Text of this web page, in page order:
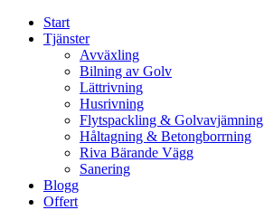
Start
Tjänster
Avväxling
Bilning av Golv
Lättrivning
Husrivning
Flytspackling & Golvavjämning
Håltagning & Betongborrning
Riva Bärande Vägg
Sanering
Blogg
Offert